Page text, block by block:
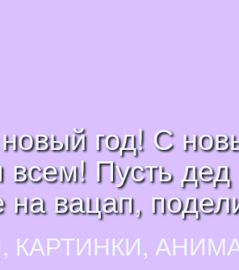
год! С
Пусть
вацап,
КАРТИНКИ,